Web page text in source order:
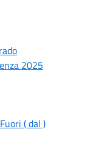
2025
( dal )